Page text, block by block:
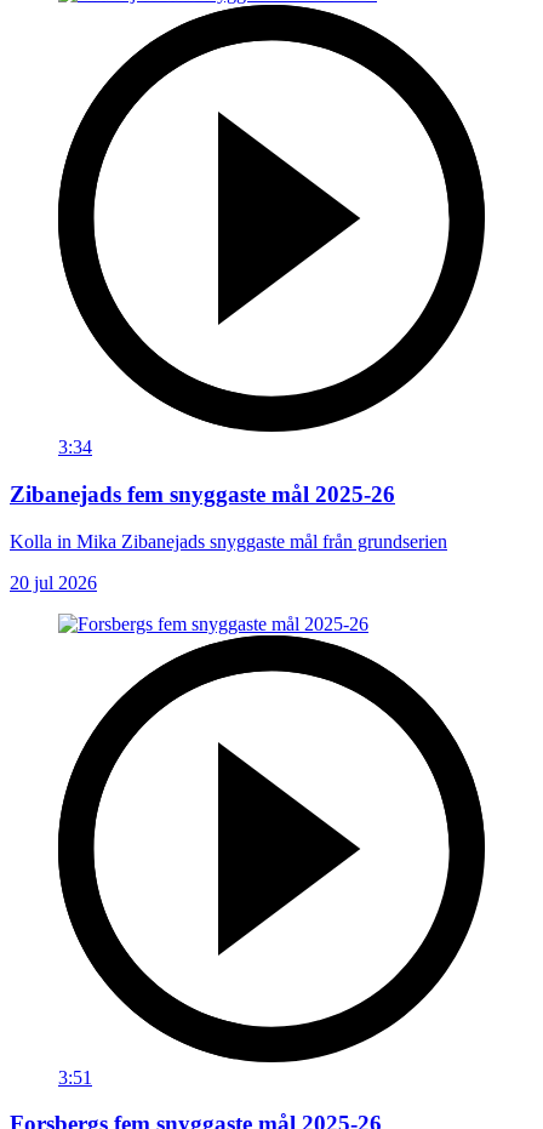
3:34
Zibanejads fem snyggaste mål 2025-26
Kolla in Mika Zibanejads snyggaste mål från grundserien
20 jul 2026
3:51
Forsbergs fem snyggaste mål 2025-26